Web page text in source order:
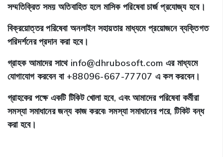
সম্মতিক্রিত সময় অতিবাহিত হলে মাসিক পরিষেবা চার্জ প্রযোজ্য হবে।
বিক্রয়োত্তর পরিষেবা অনলাইন সহায়তার মাধ্যমে প্রয়োজনে ব্যক্তিগত
পরিদর্শনের প্রদান করা হবে।
গ্রাহক আমাদের সাথে info@dhrubosoft.com এর মাধ্যমে
যোগাযোগ করবেন বা +88096-667-77707 এ কল করবেন।
গ্রাহকের পক্ষে একটি টিকিট খোলা হবে, এবং আমাদের পরিষেবা কর্মীরা
সমস্যা সমাধানের জন্য কাজ করবে৷ সমস্যা সমাধানের পরে, টিকিট বন্ধ
করা হবে।